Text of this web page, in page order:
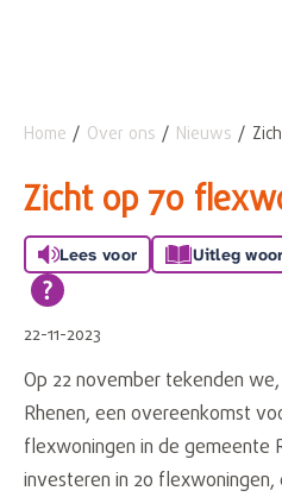
Naar hoofdinhoud
Naar hoofdnavigatiemenu
Naar zoeken
Home Over ons Nieuws
Zicht op 70
Lees voor Uitleg
22-11-2023
Op 22 november tekenden
Rhenen, een overeenkomst
flexwoningen in de gemeente
investeren in 20 flexwoningen,